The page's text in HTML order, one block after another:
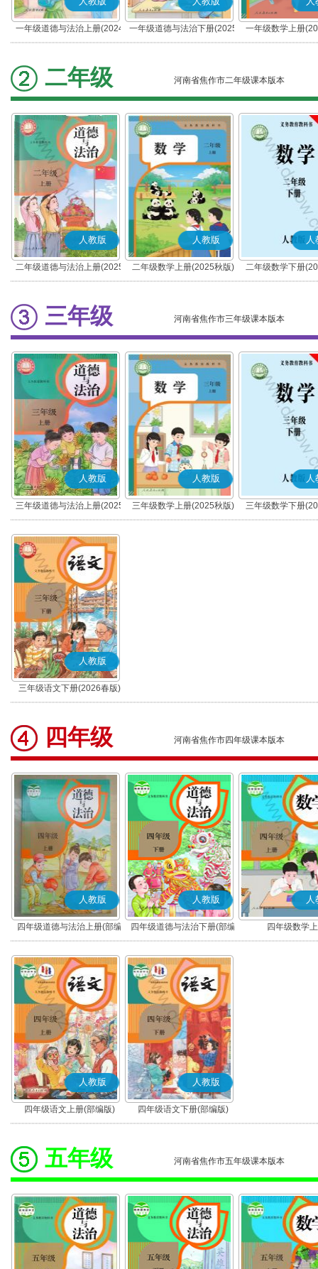
一年级道德与法治上册(2024
秋版)(部编版)
一年级道德与法治下册(2025
春版)(部编版)
一年级数学上册
二年级 河南省焦作市二年级课本版本
人教版
二年级道德与法治上册(2025
秋版)(部编版)
人教版
二年级数学上册(2025秋版)
人
二年级数学下册
三年级 河南省焦作市三年级课本版本
人教版
三年级道德与法治上册(2025
秋版)(部编版)
人教版
三年级数学上册(2025秋版)
人
三年级数学下册
人教版
三年级语文下册(2026春版)
(部编版)
四年级 河南省焦作市四年级课本版本
人教版
四年级道德与法治上册(部编
版)
人教版
四年级道德与法治下册(部编
版)
人
四年级数学
人教版
四年级语文上册(部编版)
人教版
四年级语文下册(部编版)
五年级 河南省焦作市五年级课本版本